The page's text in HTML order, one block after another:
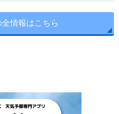
情報はこちら